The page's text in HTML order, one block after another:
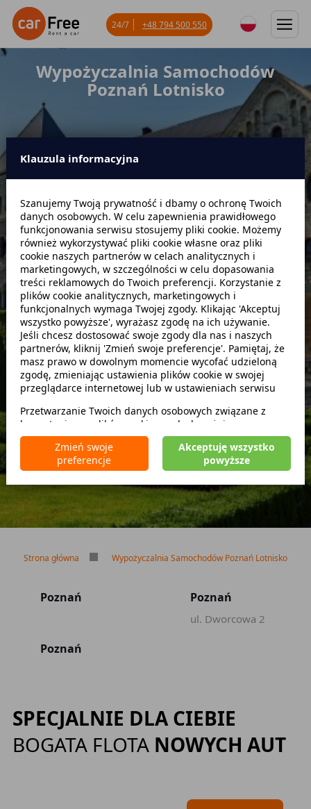
Wypożyczalnia Samochodów
Poznań Lotnisko
Data odbioru Godzina
Data zwrotu Godzina
Szukaj
zwróć w innym miejscu
Brak limitu kilometrów
Bezpłatne odwołanie rezerwacji
24/7 +48 794 500 550
Strona główna Wypożyczalnia Samochodów Poznań Lotnisko
Poznań Poznań
ul. Dworcowa 2
Poznań
SPECJALNIE DLA CIEBIE
BOGATA FLOTA NOWYCH AUT
Klauzula informacyjna
Szanujemy Twoją prywatność i dbamy o ochronę Twoich
danych osobowych. W celu zapewnienia prawidłowego
funkcjonowania serwisu stosujemy pliki cookie. Możemy
również wykorzystywać pliki cookie własne oraz pliki
cookie naszych partnerów w celach analitycznych i
marketingowych, w szczególności w celu dopasowania
treści reklamowych do Twoich preferencji. Korzystanie z
plików cookie analitycznych, marketingowych i
funkcjonalnych wymaga Twojej zgody. Klikając 'Akceptuj
wszystko powyższe', wyrażasz zgodę na ich używanie.
Jeśli chcesz dostosować swoje zgody dla nas i naszych
partnerów, kliknij 'Zmień swoje preferencje'. Pamiętaj, że
masz prawo w dowolnym momencie wycofać udzieloną
zgodę, zmieniając ustawienia plików cookie w swojej
przeglądarce internetowej lub w ustawieniach serwisu
Przetwarzanie Twoich danych osobowych związane z
korzystaniem z plików cookie w celach wyżej
wymienionych jest prowadzone przez CarFree sp. z o.o. z
siedzibą w Warszawie (02-677), ul. Cybernetyki 5,
będącego administratorem danych. W niektórych
nasi partnerzy. Szczegółowe informacje na temat
korzystania przez nas i naszych partnerów z plików cookie
oraz przetwarzania Twoich danych osobowych, w tym
dotyczące Twoich uprawnień, zawarte są w naszej
Zmień swoje
preferencje
Akceptuję wszystko
powyższe